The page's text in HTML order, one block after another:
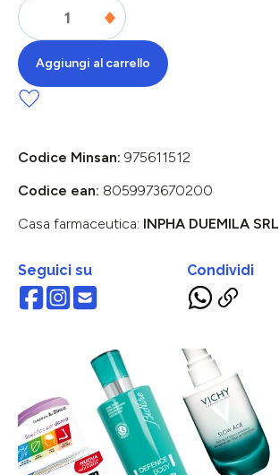
Aggiungi al carrello
Codice Minsan: 975611512
Codice ean: 8059973670200
Casa farmaceutica: INPHA DUEMILA SRL
Seguici su Condividi